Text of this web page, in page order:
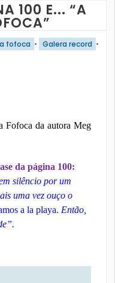
100 E... “A
fofoca • Galera record •
Fofoca da autora Meg
da página 100:
silêncio por um
uma vez ouço o
a la playa. Então,